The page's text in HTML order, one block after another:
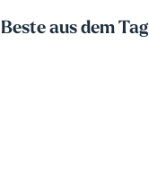
aus dem Tag